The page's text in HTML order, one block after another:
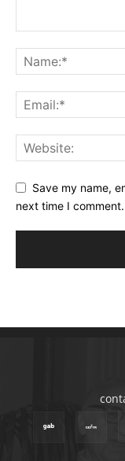
Save my name,
next time I comment.